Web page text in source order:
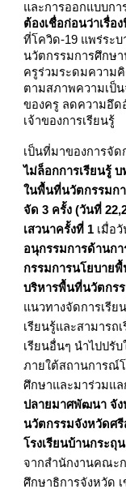
และการออกแบบกา
ต้องเชื่อก่อนว่าเรื่อ
ที่โควิด-19 แพร่ระ
นวัตกรรมการศึกษ
ครูร่วมระดมความ
ตามสภาพความเป็
ของครู ลดความอึด
เจ้าของการเรียนรู้
เป็นที่มาของการจั
ไม่ล็อกการเรียนรู้
ในพื้นที่นวัตกรรมก
จัด 3 ครั้ง (วันที่
เสวนาครั้งที่ 1 เมื่อ
อนุกรรมการด้านก
กรรมการนโยบาย
บริหารพื้นที่นวัตกร
แนวทางจัดการเรีย
เรียนรู้และสามารถ
เรียนอื่นๆ นำไปปรั
ภายใต้สถานการณ์
ศึกษาและมาร่วมแ
ปลายมาศพัฒนา จัง
นวัตกรรมจังหวัดศรี
โรงเรียนบ้านกระถุน
จากสำนักงานคณะ
ศึกษาธิการจังหวัด